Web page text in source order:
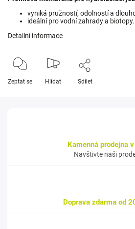
vyniká pružností, odolností a
ideální pro vodní zahrady a biotopy.
Detailní informace
Zeptat se Hlídat Sdílet
Kamenná prodejna
Navštivte naši
Doprava zdarma od